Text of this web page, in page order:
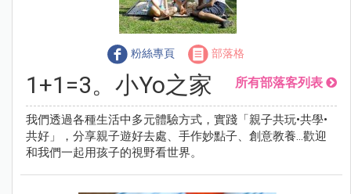
粉絲專頁 部落格
1+1=3。小Yo之家 所有部落客列表
我們透過各種生活中多元體驗方式，實踐「親子共玩•共學•
共好」，分享親子遊好去處、手作妙點子、創意教養…歡迎
和我們一起用孩子的視野看世界。